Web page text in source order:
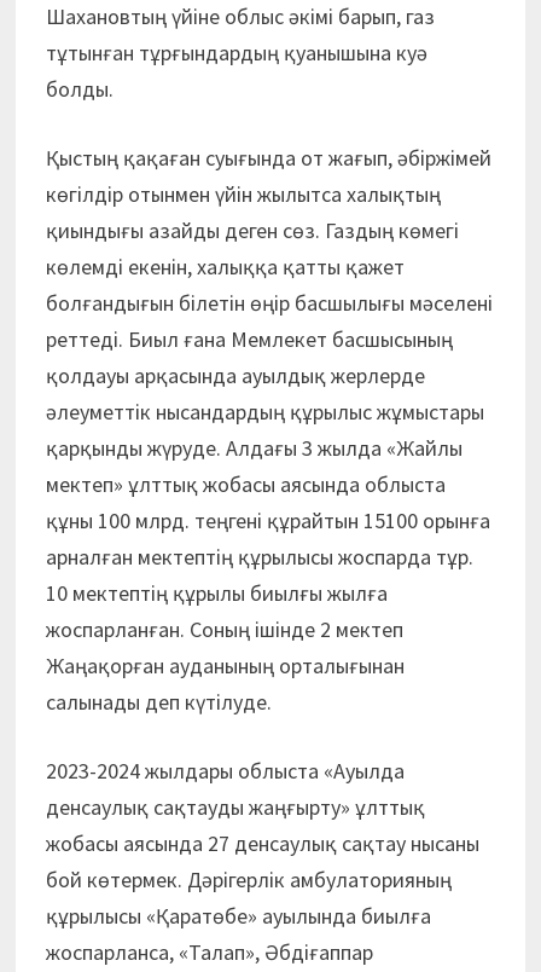
Шахановтың үйіне облыс әкімі барып, газ
тұтынған тұрғындардың қуанышына куә
болды.
Қыстың қақаған суығында от жағып, әбіржімей
көгілдір отынмен үйін жылытса халықтың
қиындығы азайды деген сөз. Газдың көмегі
көлемді екенін, халыққа қатты қажет
болғандығын білетін өңір басшылығы мәселені
реттеді. Биыл ғана Мемлекет басшысының
қолдауы арқасында ауылдық жерлерде
әлеуметтік нысандардың құрылыс жұмыстары
қарқынды жүруде. Алдағы 3 жылда «Жайлы
мектеп» ұлттық жобасы аясында облыста
құны 100 млрд. теңгені құрайтын 15100 орынға
арналған мектептің құрылысы жоспарда тұр.
10 мектептің құрылы биылғы жылға
жоспарланған. Соның ішінде 2 мектеп
Жаңақорған ауданының орталығынан
салынады деп күтілуде.
2023-2024 жылдары облыста «Ауылда
денсаулық сақ­тау­ды жаңғырту» ұлттық
жобасы аясында 27 денсаулық сақтау нысаны
бой көтермек. Дәрігерлік амбулаторияның
құрылысы «Қаратөбе» ауылында биылға
жоспарланса, «Талап», Әбдіғаппар